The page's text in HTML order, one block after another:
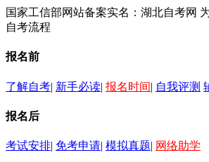
国家工信部网站备案实名：湖北自考网
自考流程
报名前
了解自考| 新手必读| 报名时间| 自我评测
报名后
考试安排| 免考申请| 模拟真题| 网络助学